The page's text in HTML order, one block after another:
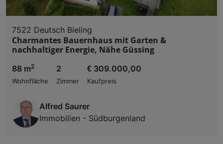
7522 Deutsch Bieling
Charmantes Bauernhaus mit Garten &
nachhaltiger Energie, Nähe Güssing
88 m2
Wohnfläche
2
Zimmer
€ 309.000,00
Kaufpreis
Alfred Saurer
Immobilien - Südburgenland